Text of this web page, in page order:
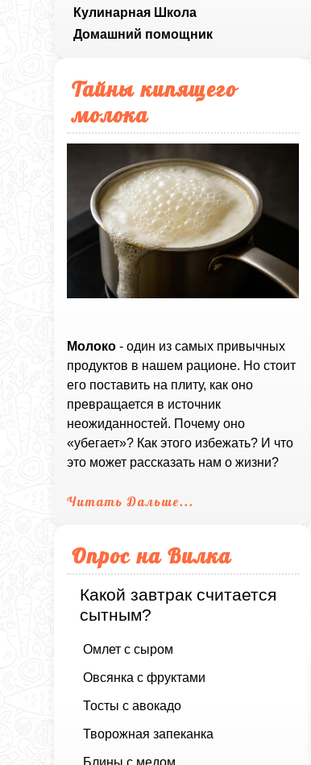
Кулинарная Школа
Домашний помощник
Тайны кипящего
молока
Молоко - один из самых привычных
продуктов в нашем рационе. Но стоит
его поставить на плиту, как оно
превращается в источник
неожиданностей. Почему оно
«убегает»? Как этого избежать? И что
это может рассказать нам о жизни?
Читать Дальше...
Опрос на Вилка
Какой завтрак считается
сытным?
Омлет с сыром
Овсянка с фруктами
Тосты с авокадо
Творожная запеканка
Блины с медом